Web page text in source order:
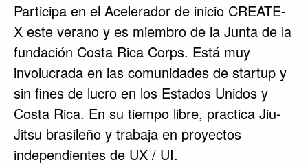
Participa en el Acelerador de inicio CREATE-
X este verano y es miembro de la Junta de la
fundación Costa Rica Corps. Está muy
involucrada en las comunidades de startup y
sin fines de lucro en los Estados Unidos y
Costa Rica. En su tiempo libre, practica Jiu-
Jitsu brasileño y trabaja en proyectos
independientes de UX / UI.